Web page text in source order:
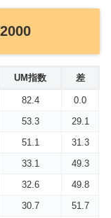
UM指数 差
82.4
0.0
53.3
29.1
51.1
31.3
33.1
49.3
32.6
49.8
30.7
51.7